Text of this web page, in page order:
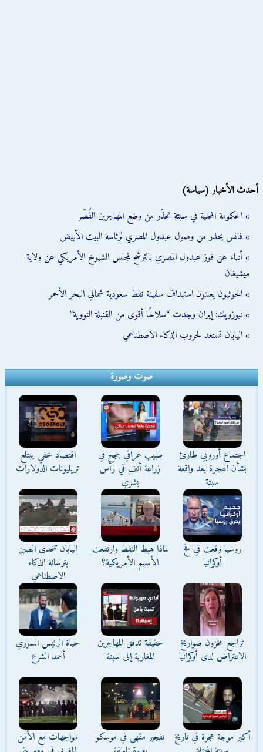
أحدث الأخبار (سياسة)
» الحكومة المحلية في سبتة تحذّر من وضع المهاجرين القُصّر
» فانس يحذر من وصول عبدول المصري لرئاسة البيت الأبيض
» أنباء عن فوز عبدول المصري بالترشح لمجلس الشيوخ الأمريكي عن ولاية
ميشيغان
» الحوثيون يعلنون استهداف سفينة نفط سعودية شمالي البحر الأحمر
» نيوزويك: إيران وجدت “سلاحًا أقوى من القنبلة النووية”
» اليابان تستعد لحروب الذكاء الاصطناعي
صوت وصورة
اجتماع أوروبي طارئ
بشأن الهجرة بعد واقعة
سبتة
طبيب عراقي ينجح في
زراعة أنف في رأس
بشري
اقتصاد خفي يبتلع
تريليونات الدولارات
روسيا وقعت في فخ
أوكرانيا
لماذا هبط النفط وارتفعت
الأسهم الأمريكية؟
اليابان تتحدى الصين
بترسانة الذكاء
الاصطناعي
تراجع مخزون صواريخ
الاعتراض لدى أوكرانيا
حقيقة تدفق المهاجرين
المغاربة إلى سبتة
حياة الرئيس السوري
أحمد الشرع
أكبر موجة هجرة في تاريخ
تفجير مقهى في موسكو
مواجهات مع الأمن